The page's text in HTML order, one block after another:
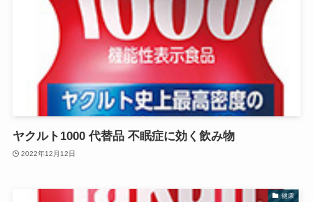
ヤクルト1000 代替品 不眠症に効く飲み物
2022年12月12日
健康